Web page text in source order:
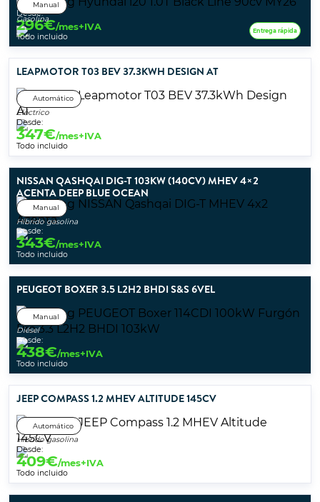
Manual
Gasolina
Desde:
296€/mes+IVA
Todo incluido
Entrega rápida
LEAPMOTOR T03 BEV 37.3KWH DESIGN AT
Automático
Eléctrico
Desde:
347€/mes+IVA
Todo incluido
NISSAN QASHQAI DIG-T 103KW (140CV) MHEV 4×2
ACENTA DEEP BLUE OCEAN
Manual
Híbrido gasolina
Desde:
343€/mes+IVA
Todo incluido
PEUGEOT BOXER 3.5 L2H2 BHDI S&S 6VEL
Manual
Diésel
Desde:
438€/mes+IVA
Todo incluido
JEEP COMPASS 1.2 MHEV ALTITUDE 145CV
Automático
Híbrido gasolina
Desde:
409€/mes+IVA
Todo incluido